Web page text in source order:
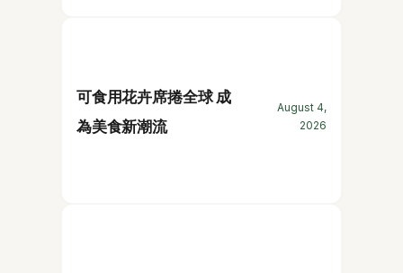
可食用花卉席捲全球 成
為美食新潮流
August 4,
2026